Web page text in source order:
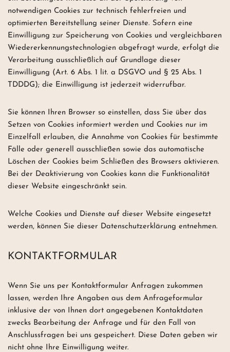
notwendigen Cookies zur technisch fehlerfreien und
optimierten Bereitstellung seiner Dienste. Sofern eine
Einwilligung zur Speicherung von Cookies und vergleichbaren
Wiedererkennungstechnologien abgefragt wurde, erfolgt die
Verarbeitung ausschließlich auf Grundlage dieser
Einwilligung (Art. 6 Abs. 1 lit. a DSGVO und § 25 Abs. 1
TDDDG); die Einwilligung ist jederzeit widerrufbar.
Sie können Ihren Browser so einstellen, dass Sie über das
Setzen von Cookies informiert werden und Cookies nur im
Einzelfall erlauben, die Annahme von Cookies für bestimmte
Fälle oder generell ausschließen sowie das automatische
Löschen der Cookies beim Schließen des Browsers aktivieren.
Bei der Deaktivierung von Cookies kann die Funktionalität
dieser Website eingeschränkt sein.
Welche Cookies und Dienste auf dieser Website eingesetzt
werden, können Sie dieser Datenschutzerklärung entnehmen.
KONTAKTFORMULAR
Wenn Sie uns per Kontaktformular Anfragen zukommen
lassen, werden Ihre Angaben aus dem Anfrageformular
inklusive der von Ihnen dort angegebenen Kontaktdaten
zwecks Bearbeitung der Anfrage und für den Fall von
Anschlussfragen bei uns gespeichert. Diese Daten geben wir
nicht ohne Ihre Einwilligung weiter.